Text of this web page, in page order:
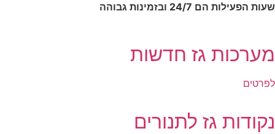
שעות הפעילות הם 24/7 ובזמינות גבוהה
מערכות גז חדשות
לפרטים
נקודות גז לתנורים